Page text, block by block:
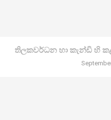
තිලකවර්ධන හා කැන්ඩි හි